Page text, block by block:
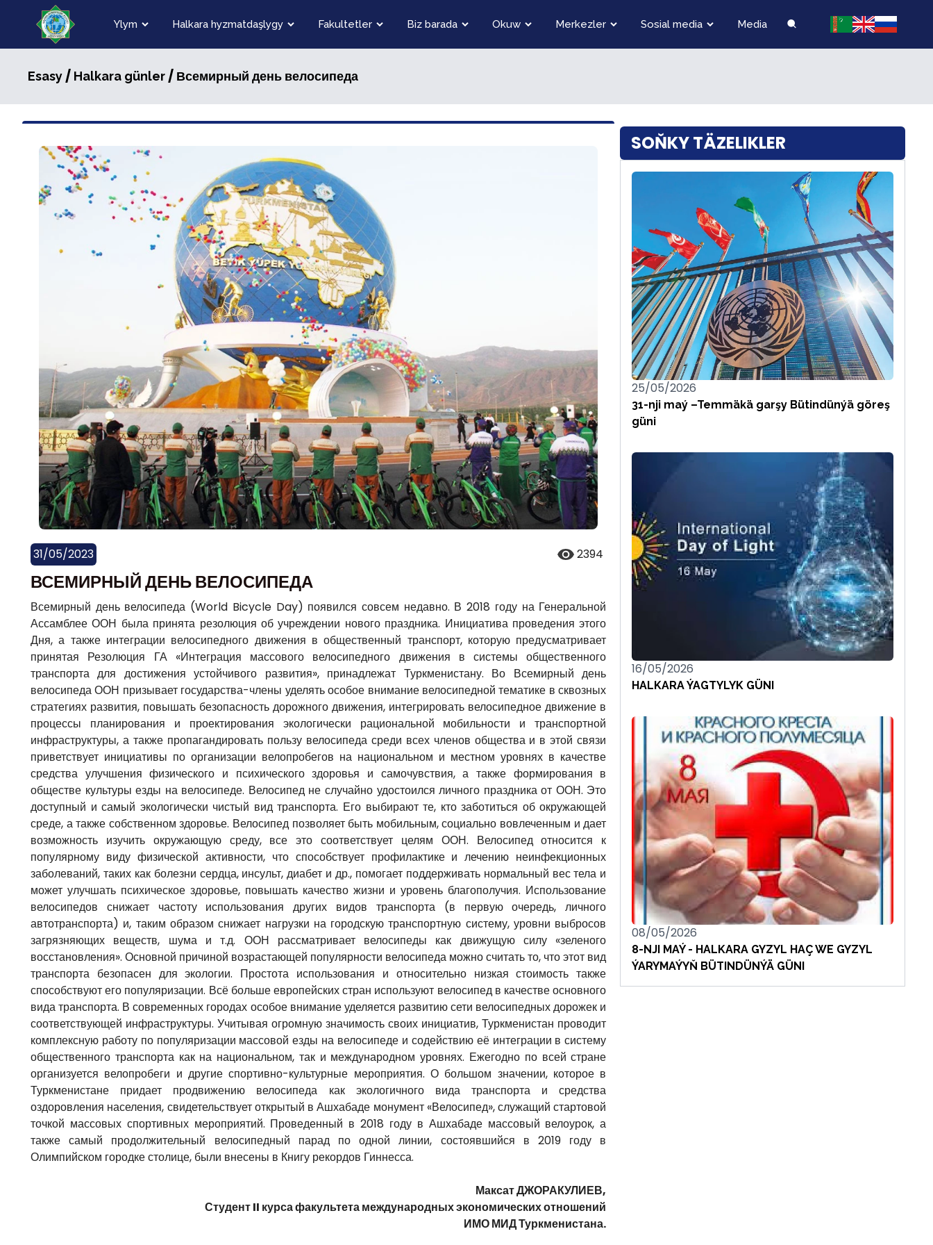
Ylym Halkara hyzmatdaşlygy Fakultetler Biz barada Okuw Merkezler Sosial media Media
Esasy/ Halkara günler/ Всемирный день велосипеда
31/05/2023 2394
ВСЕМИРНЫЙ ДЕНЬ ВЕЛОСИПЕДА
Всемирный день велосипеда (World Bicycle Day) появился совсем недавно. В 2018 году на Генеральной
Ассамблее ООН была принята резолюция об учреждении нового праздника. Инициатива проведения этого
Дня, а также интеграции велосипедного движения в общественный транспорт, которую предусматривает
принятая Резолюция ГА «Интеграция массового велосипедного движения в системы общественного
транспорта для достижения устойчивого развития», принадлежат Туркменистану. Во Всемирный день
велосипеда ООН призывает государства-члены уделять особое внимание велосипедной тематике в сквозных
стратегиях развития, повышать безопасность дорожного движения, интегрировать велосипедное движение в
процессы планирования и проектирования экологически рациональной мобильности и транспортной
инфраструктуры, а также пропагандировать пользу велосипеда среди всех членов общества и в этой связи
приветствует инициативы по организации велопробегов на национальном и местном уровнях в качестве
средства улучшения физического и психического здоровья и самочувствия, а также формирования в
обществе культуры езды на велосипеде. Велосипед не случайно удостоился личного праздника от ООН. Это
доступный и самый экологически чистый вид транспорта. Его выбирают те, кто заботиться об окружающей
среде, а также собственном здоровье. Велосипед позволяет быть мобильным, социально вовлеченным и дает
возможность изучить окружающую среду, все это соответствует целям ООН. Велосипед относится к
популярному виду физической активности, что способствует профилактике и лечению неинфекционных
заболеваний, таких как болезни сердца, инсульт, диабет и др., помогает поддерживать нормальный вес тела и
может улучшать психическое здоровье, повышать качество жизни и уровень благополучия. Использование
велосипедов снижает частоту использования других видов транспорта (в первую очередь, личного
автотранспорта) и, таким образом снижает нагрузки на городскую транспортную систему, уровни выбросов
загрязняющих веществ, шума и т.д. ООН рассматривает велосипеды как движущую силу «зеленого
восстановления». Основной причиной возрастающей популярности велосипеда можно считать то, что этот вид
транспорта безопасен для экологии. Простота использования и относительно низкая стоимость также
способствуют его популяризации. Всё больше европейских стран используют велосипед в качестве основного
вида транспорта. В современных городах особое внимание уделяется развитию сети велосипедных дорожек и
соответствующей инфраструктуры. Учитывая огромную значимость своих инициатив, Туркменистан проводит
комплексную работу по популяризации массовой езды на велосипеде и содействию её интеграции в систему
общественного транспорта как на национальном, так и международном уровнях. Ежегодно по всей стране
организуется велопробеги и другие спортивно-культурные мероприятия. О большом значении, которое в
Туркменистане придает продвижению велосипеда как экологичного вида транспорта и средства
оздоровления населения, свидетельствует открытый в Ашхабаде монумент «Велосипед», служащий стартовой
точкой массовых спортивных мероприятий. Проведенный в 2018 году в Ашхабаде массовый велоурок, а
также самый продолжительный велосипедный парад по одной линии, состоявшийся в 2019 году в
Олимпийском городке столице, были внесены в Книгу рекордов Гиннесса.
Максат ДЖОРАКУЛИЕВ,
Студент II курса факультета международных экономических отношений
ИМО МИД Туркменистана.
SOŇKY TÄZELIKLER
25/05/2026
31-nji maý –Temmäkä garşy Bütindünýä göreş
güni
16/05/2026
HALKARA ÝAGTYLYK GÜNI
08/05/2026
8-NJI MAÝ - HALKARA GYZYL HAÇ WE GYZYL
ÝARYMAÝYŇ BÜTINDÜNÝÄ GÜNI